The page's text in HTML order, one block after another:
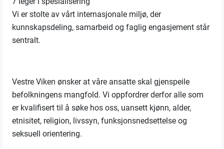
Vi er stolte av vårt internasjonale miljø, der
kunnskapsdeling, samarbeid og faglig engasjement står
sentralt.
Vestre Viken ønsker at våre ansatte skal gjenspeile
befolkningens mangfold. Vi oppfordrer derfor alle som
er kvalifisert til å søke hos oss, uansett kjønn, alder,
etnisitet, religion, livssyn, funksjonsnedsettelse og
seksuell orientering.